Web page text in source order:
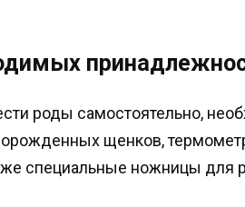
роды самостоятельно,
щенков,
специальные ножницы для